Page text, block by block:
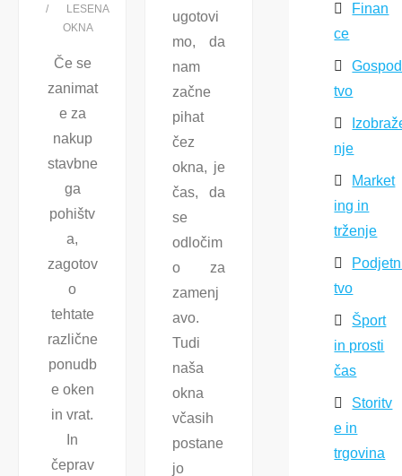
LESENA
OKNA
Če se
zanimat
e za
nakup
stavbne
ga
pohištv
a,
zagotov
o
tehtate
različne
ponudb
e oken
in vrat.
In
čeprav
ugotovi
mo, da
nam
začne
pihat
čez
okna, je
čas, da
se
odločim
o za
zamenj
avo.
Tudi
naša
okna
včasih
postane
jo
Finan
ce
tvo
nje
Market
ing in
trženje
tvo
Šport
in prosti
čas
Storitv
e in
trgovina